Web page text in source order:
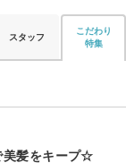
スタッフ
こだわり
特集
美髪をキープ☆